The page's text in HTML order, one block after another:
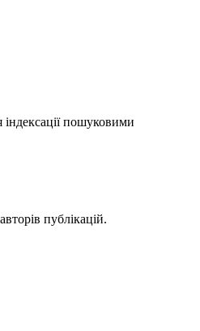
індексації пошуковими
публікацій.